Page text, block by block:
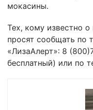
мокасины.
Тех, кому известно
просят сообщать по
«ЛизаАлерт»: 8
бесплатный) или по